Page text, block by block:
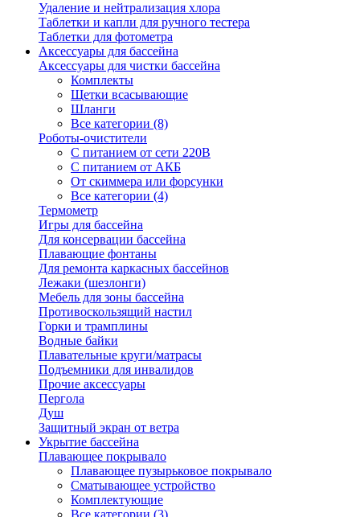
Удаление и нейтрализация хлора
Таблетки и капли для ручного тестера
Таблетки для фотометра
Аксессуары для бассейна
Аксессуары для чистки бассейна
Комплекты
Щетки всасывающие
Шланги
Все категории (8)
Роботы-очистители
С питанием от сети 220В
С питанием от АКБ
От скиммера или форсунки
Все категории (4)
Термометр
Игры для бассейна
Для консервации бассейна
Плавающие фонтаны
Для ремонта каркасных бассейнов
Лежаки (шезлонги)
Мебель для зоны бассейна
Противоскользящий настил
Горки и трамплины
Водные байки
Плавательные круги/матрасы
Подъемники для инвалидов
Прочие аксессуары
Пергола
Душ
Защитный экран от ветра
Укрытие бассейна
Плавающее покрывало
Плавающее пузырьковое покрывало
Сматывающее устройство
Комплектующие
Все категории (3)